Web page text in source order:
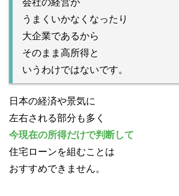
うまくいかなくなったり
大企業であるから
そのまま高所得と
いうわけではないです。
日本の経済や景気に
左右される部分も多く
今現在の所得だけで判断して
住宅ローンを組むことは
おすすめできません。